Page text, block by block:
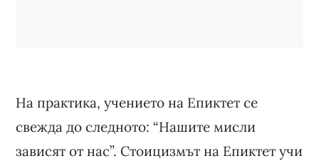
На практика, учението на Епиктет се
свежда до следното: “Нашите мисли
зависят от нас”. Стоицизмът на Епиктет учи